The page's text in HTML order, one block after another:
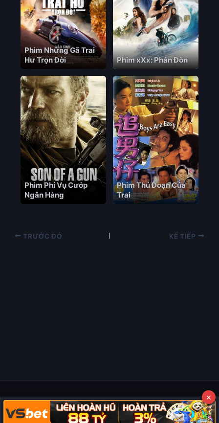
Phim Những Gã Trai
Hư Trọn Đời
Phim xXx: Phản Đòn
Phim Phi Vụ Cướp
Ngân Hàng
Phim Thủ Đoạn Của
Trai
TRƯỚC ĐÓ KẾ TIẾP
Copyright © 2026 Phim Full HD
×